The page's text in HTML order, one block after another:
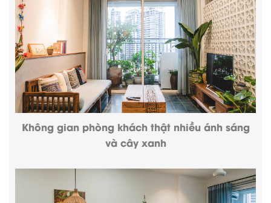
Không gian phòng khách thật nhiều ánh sáng
và cây xanh